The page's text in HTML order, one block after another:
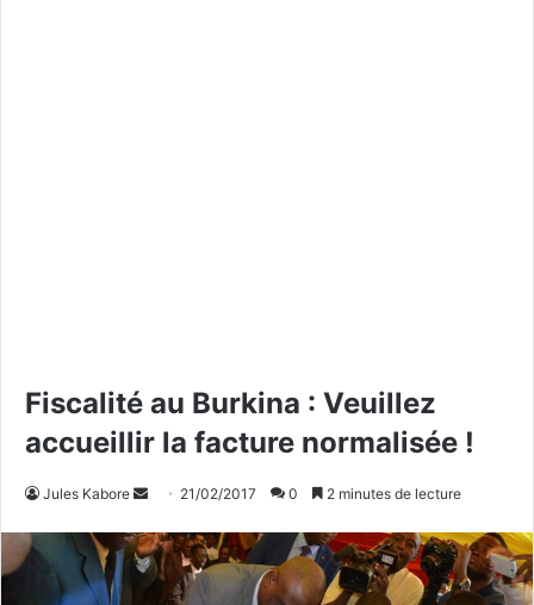
Fiscalité au Burkina : Veuillez
accueillir la facture normalisée !
Jules Kabore
v
o
21/02/2017 0 2 minutes de lecture